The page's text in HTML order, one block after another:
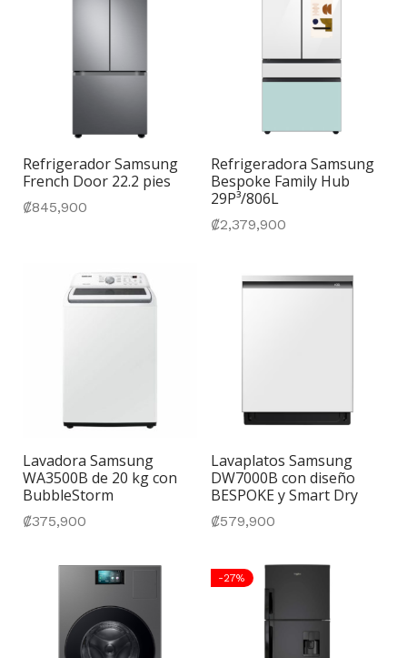
Refrigerador Samsung
French Door 22.2 pies
₡845,900
Refrigeradora Samsung
Bespoke Family Hub
29P³/806L
₡2,379,900
Lavadora Samsung
WA3500B de 20 kg con
BubbleStorm
₡375,900
Lavaplatos Samsung
DW7000B con diseño
BESPOKE y Smart Dry
₡579,900
-27%